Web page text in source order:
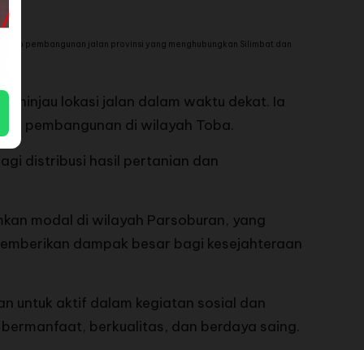
pembangunan jalan provinsi yang menghubungkan Silimbat dan
lokasi jalan dalam waktu dekat. Ia
pembangunan di wilayah Toba.
distribusi hasil pertanian dan
modal di wilayah Parsoburan, yang
dampak besar bagi kesejahteraan
untuk aktif dalam kegiatan sosial dan
berkualitas, dan berdaya saing.